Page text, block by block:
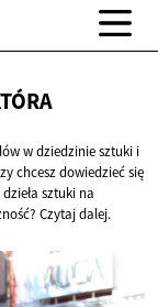
w dziedzinie sztuki i
chcesz dowiedzieć się
sztuki na
Czytaj dalej.